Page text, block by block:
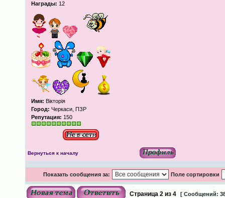
Награды: 12
Имя: Вікторія
Город: Черкаси, ПЗР
Репутация: 150
Вернуться к началу
Показать сообщения за: Поле сортировки
Страница 2из 4 [ Сообщений: